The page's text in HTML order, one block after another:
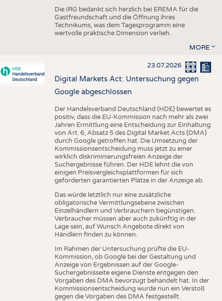
Die IRG bedankt sich herzlich bei EREMA für die
Gastfreundschaft und die Öffnung ihres
Technikums, was dem Tagesprogramm eine
wertvolle praktische Dimension verlieh.
MORE
23.07.2026
Digital Markets Act: Untersuchung gegen
Google abgeschlossen
Der Handelsverband Deutschland (HDE) bewertet es
positiv, dass die EU-Kommission nach mehr als zwei
Jahren Ermittlung eine Entscheidung zur Einhaltung
von Art. 6, Absatz 5 des Digital Market Acts (DMA)
durch Google getroffen hat. Die Umsetzung der
Kommissionsentscheidung muss jetzt zu einer
wirklich diskriminierungsfreien Anzeige der
Suchergebnisse führen. Der HDE lehnt die von
einigen Preisvergleichsplattformen für sich
geforderten garantierten Plätze in der Anzeige ab.
Das würde letztlich nur eine zusätzliche
obligatorische Vermittlungsebene zwischen
Einzelhändlern und Verbrauchern begünstigen.
Verbraucher müssen aber auch zukünftig in der
Lage sein, auf Wunsch Angebote direkt von
Händlern finden zu können.
Im Rahmen der Untersuchung prüfte die EU-
Kommission, ob Google bei der Gestaltung und
Anzeige von Ergebnissen auf der Google-
Suchergebnisseite eigene Dienste entgegen den
Vorgaben des DMA bevorzugt behandelt hat. In der
Kommissionsentscheidung wurde nun ein Verstoß
gegen die Vorgaben des DMA festgestellt.